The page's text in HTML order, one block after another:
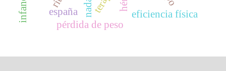
pérdida de peso
eficiencia física
españa